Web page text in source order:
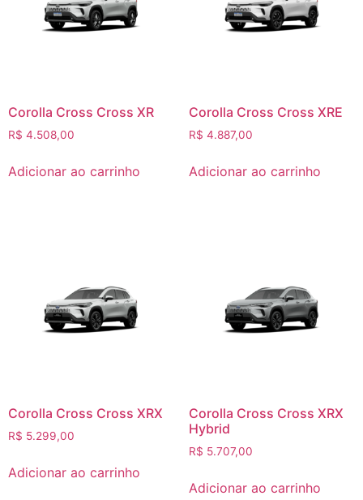
Corolla Cross Cross XR
R$ 4.508,00
Adicionar ao carrinho
Corolla Cross Cross XRE
R$ 4.887,00
Adicionar ao carrinho
Corolla Cross Cross XRX
R$ 5.299,00
Adicionar ao carrinho
Corolla Cross Cross XRX
Hybrid
R$ 5.707,00
Adicionar ao carrinho